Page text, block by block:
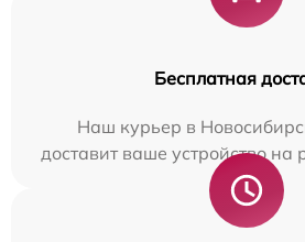
Бесплатная
Наш курьер в
доставит ваше устройство на